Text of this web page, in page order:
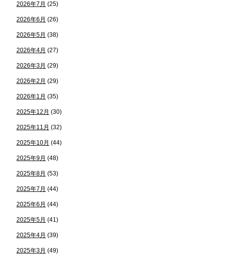
2026年7月 (25)
2026年6月 (26)
2026年5月 (38)
2026年4月 (27)
2026年3月 (29)
2026年2月 (29)
2026年1月 (35)
2025年12月 (30)
2025年11月 (32)
2025年10月 (44)
2025年9月 (48)
2025年8月 (53)
2025年7月 (44)
2025年6月 (44)
2025年5月 (41)
2025年4月 (39)
2025年3月 (49)